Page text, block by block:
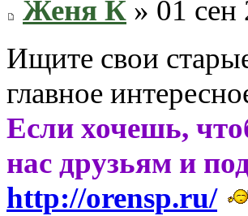
Женя К » 01
Ищите свои
главное
Если хочешь,
нас друзьям и
http://orensp.ru/